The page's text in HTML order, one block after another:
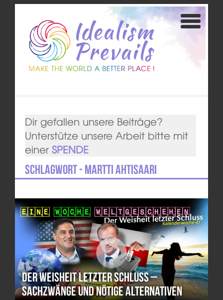
Dir gefallen unsere Beiträge?
Unterstütze unsere Arbeit bitte mit
einer SPENDE
Schlagwort - Martti Ahtisaari
Der Weisheit letzter Schluss –
Sachzwänge und nötige Alternativen